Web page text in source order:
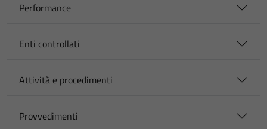
Performance
Enti controllati
Attività e procedimenti
Provvedimenti